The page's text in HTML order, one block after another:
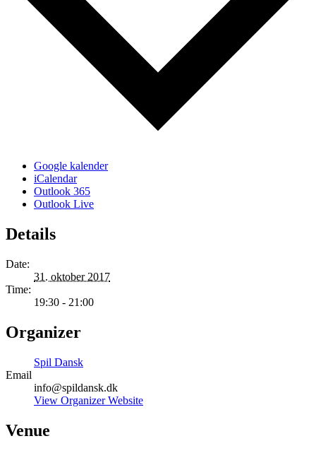
Google kalender
iCalendar
Outlook 365
Outlook Live
Details
Date:
31. oktober 2017
Time:
19:30 - 21:00
Organizer
Spil Dansk
Email
info@spildansk.dk
View Organizer Website
Venue